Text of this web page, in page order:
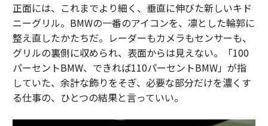
正面には、これまでより細く、垂直に伸びた新しいキド
ニーグリル。BMWの一番のアイコンを、凛とした輪郭に
整え直したかたちだ。レーダーもカメラもセンサーも、
グリルの裏側に収められ、表面からは見えない。「100
パーセントBMW、できれば110パーセントBMW」が指
していた、余計な飾りをそぎ、必要な部分だけを濃くす
る仕事の、ひとつの結果と言っていい。